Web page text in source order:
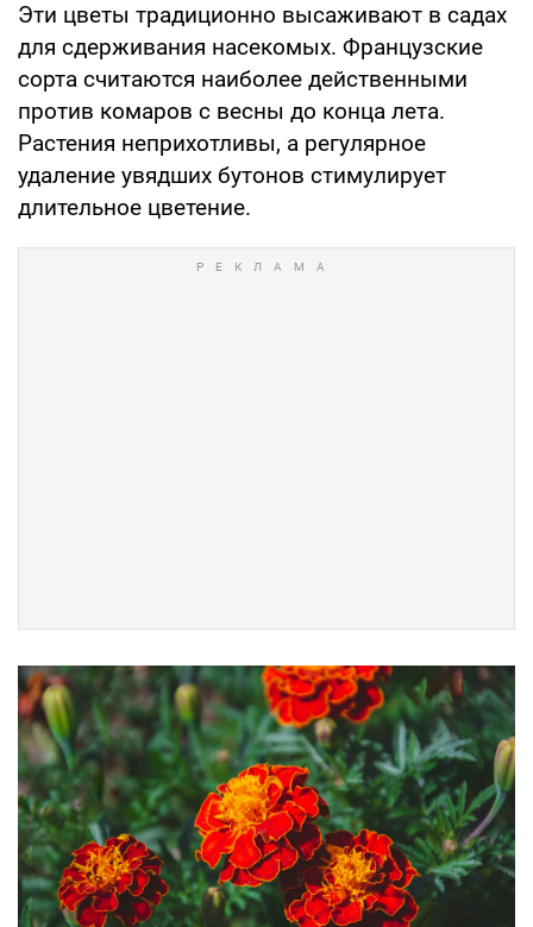
Эти цветы традиционно высаживают в садах
для сдерживания насекомых. Французские
сорта считаются наиболее действенными
против комаров с весны до конца лета.
Растения неприхотливы, а регулярное
удаление увядших бутонов стимулирует
длительное цветение.